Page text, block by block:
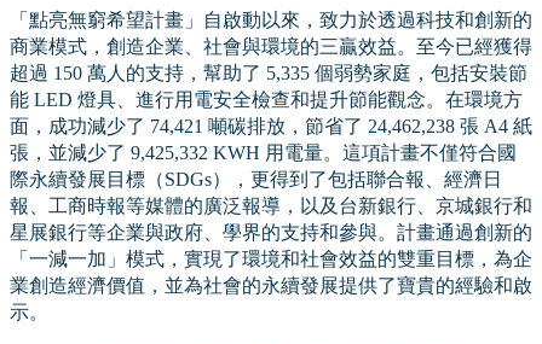
「點亮無窮希望計畫」自啟動以來，致力於透過科技和創新的
商業模式，創造企業、社會與環境的三贏效益。至今已經獲得
超過 150 萬人的支持，幫助了 5,335 個弱勢家庭，包括安裝節
能 LED 燈具、進行用電安全檢查和提升節能觀念。在環境方
面，成功減少了 74,421 噸碳排放，節省了 24,462,238 張 A4 紙
張，並減少了 9,425,332 KWH 用電量。這項計畫不僅符合國
際永續發展目標（SDGs），更得到了包括聯合報、經濟日
報、工商時報等媒體的廣泛報導，以及台新銀行、京城銀行和
星展銀行等企業與政府、學界的支持和參與。計畫通過創新的
「一減一加」模式，實現了環境和社會效益的雙重目標，為企
業創造經濟價值，並為社會的永續發展提供了寶貴的經驗和啟
示。